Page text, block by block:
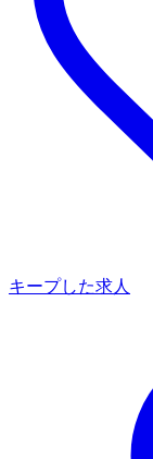
キープした求人